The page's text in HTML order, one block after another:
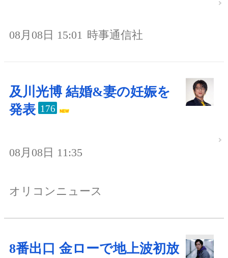
08月08日 15:01 時事通信社
及川光博 結婚&妻の妊娠を
発表 176
08月08日 11:35
オリコンニュース
8番出口 金ローで地上波初放